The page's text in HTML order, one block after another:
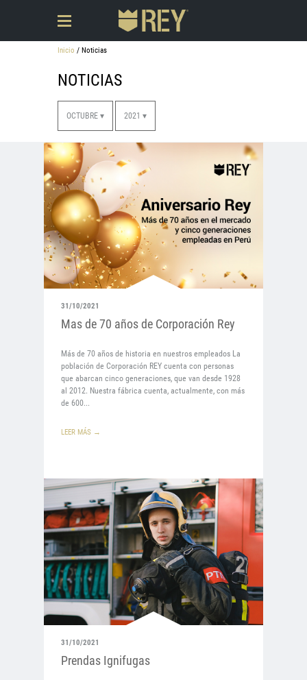
Inicio / Noticias
NOTICIAS
OCTUBRE ▾ 2021 ▾
31/10/2021
Mas de 70 años de Corporación Rey
Más de 70 años de historia en nuestros empleados La
población de Corporación REY cuenta con personas
que abarcan cinco generaciones, que van desde 1928
al 2012. Nuestra fábrica cuenta, actualmente, con más
de 600...
LEER MÁS →
31/10/2021
Prendas Ignifugas